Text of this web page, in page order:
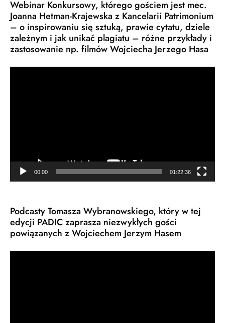
Webinar Konkursowy, którego gościem jest mec.
Joanna Hetman-Krajewska z Kancelarii Patrimonium
– o inspirowaniu się sztuką, prawie cytatu, dziele
zależnym i jak unikać plagiatu – różne przykłady i
zastosowanie np. filmów Wojciecha Jerzego Hasa
00:00 01:22:36
Podcasty Tomasza Wybranowskiego, który w tej
edycji PADIC zaprasza niezwykłych gości
powiązanych z Wojciechem Jerzym Hasem